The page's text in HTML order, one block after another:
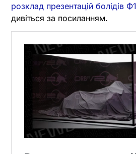
розклад презентацій болідів
дивіться за посиланням.